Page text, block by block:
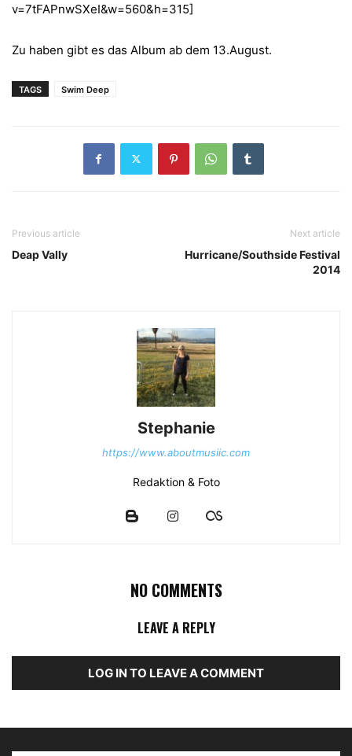
v=7tFAPnwSXeI&w=560&h=315]
Zu haben gibt es das Album ab dem 13.August.
TAGS Swim Deep
Previous article
Deap Vally
Next article
Hurricane/Southside Festival
2014
Stephanie
https://www.aboutmusiic.com
Redaktion & Foto
NO COMMENTS
LEAVE A REPLY
LOG IN TO LEAVE A COMMENT